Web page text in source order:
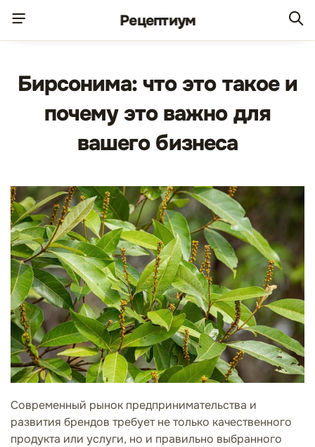
Рецептиум
Бирсонима: что это такое и
почему это важно для
вашего бизнеса
Современный рынок предпринимательства и
развития брендов требует не только качественного
продукта или услуги, но и правильно выбранного